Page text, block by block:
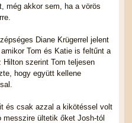
még akkor sem, ha a vörös
Diane Krügerrel jelent
Tom és Katie is feltűnt a
Hilton szerint Tom teljesen
hogy együtt kellene
és csak azzal a kikötéssel volt
messzire ültetik őket Josh-tól